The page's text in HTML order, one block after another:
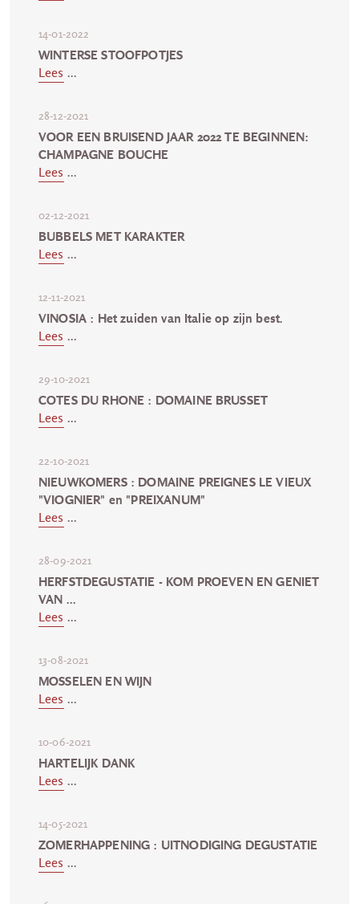
14-01-2022
WINTERSE STOOFPOTJES
Lees ...
28-12-2021
VOOR EEN BRUISEND JAAR 2022 TE BEGINNEN:
CHAMPAGNE BOUCHE
Lees ...
02-12-2021
BUBBELS MET KARAKTER
Lees ...
12-11-2021
VINOSIA : Het zuiden van Italie op zijn best.
Lees ...
29-10-2021
COTES DU RHONE : DOMAINE BRUSSET
Lees ...
22-10-2021
NIEUWKOMERS : DOMAINE PREIGNES LE VIEUX
"VIOGNIER" en "PREIXANUM"
Lees ...
28-09-2021
HERFSTDEGUSTATIE - KOM PROEVEN EN GENIET
VAN ...
Lees ...
13-08-2021
MOSSELEN EN WIJN
Lees ...
10-06-2021
HARTELIJK DANK
Lees ...
14-05-2021
ZOMERHAPPENING : UITNODIGING DEGUSTATIE
Lees ...